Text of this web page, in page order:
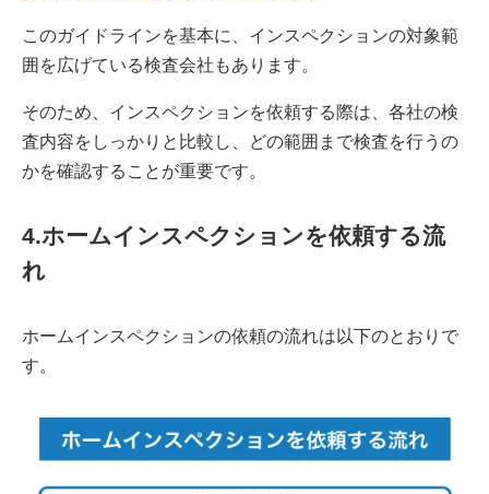
このガイドラインを基本に、インスペクションの対象範
囲を広げている検査会社もあります。
そのため、インスペクションを依頼する際は、各社の検
査内容をしっかりと比較し、どの範囲まで検査を行うの
かを確認することが重要です。
4.ホームインスペクションを依頼する流
れ
ホームインスペクションの依頼の流れは以下のとおりで
す。